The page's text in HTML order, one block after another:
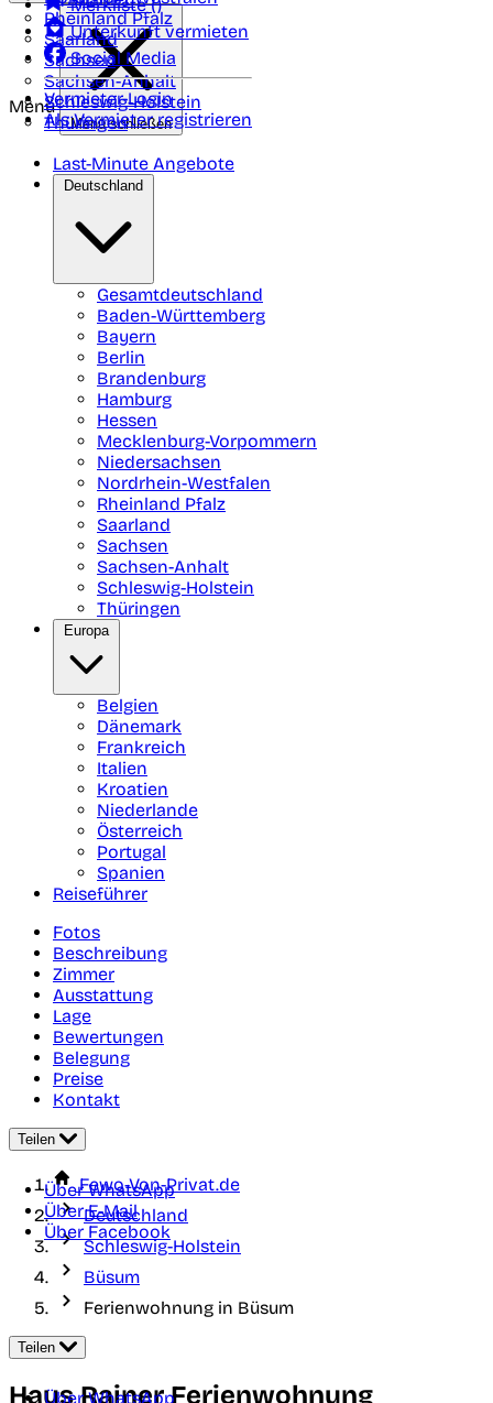
Rheinland Pfalz
Saarland
Sachsen
Sachsen-Anhalt
Schleswig-Holstein
Thüringen
Merkliste ()
Unterkunft vermieten
Social Media
Vermieter-Login
Als Vermieter registrieren
Menü
Menü schließen
Last-Minute Angebote
Deutschland
Gesamtdeutschland
Baden-Württemberg
Bayern
Berlin
Brandenburg
Hamburg
Hessen
Mecklenburg-Vorpommern
Niedersachsen
Nordrhein-Westfalen
Rheinland Pfalz
Saarland
Sachsen
Sachsen-Anhalt
Schleswig-Holstein
Thüringen
Europa
Belgien
Dänemark
Frankreich
Italien
Kroatien
Niederlande
Österreich
Portugal
Spanien
Reiseführer
Fotos
Beschreibung
Zimmer
Ausstattung
Lage
Bewertungen
Belegung
Preise
Kontakt
Teilen
Über WhatsApp
Über E-Mail
Über Facebook
Fewo-Von-Privat.de
Deutschland
Schleswig-Holstein
Büsum
Ferienwohnung in Büsum
Teilen
Über WhatsApp
Haus Rainer Ferienwohnung